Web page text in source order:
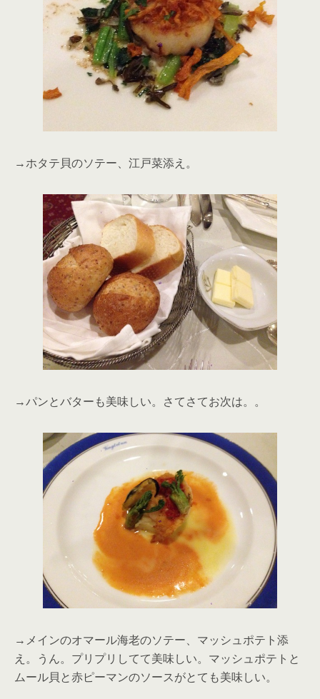
→ホタテ貝のソテー、江戸菜添え。
→パンとバターも美味しい。さてさてお次は。。
→メインのオマール海老のソテー、マッシュポテト添
え。うん。プリプリしてて美味しい。マッシュポテトと
ムール貝と赤ピーマンのソースがとても美味しい。